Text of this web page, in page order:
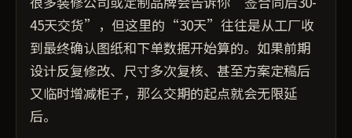
45天交货”，但这里的“30天”往往是从工厂收
到最终确认图纸和下单数据开始算的。如果前期
设计反复修改、尺寸多次复核、甚至方案定稿后
又临时增减柜子，那么交期的起点就会无限延
后。